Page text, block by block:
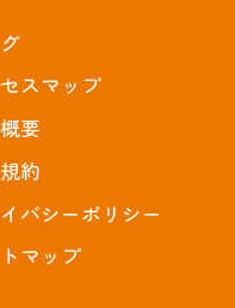
スマップ
要
約
バシーポリシー
マップ